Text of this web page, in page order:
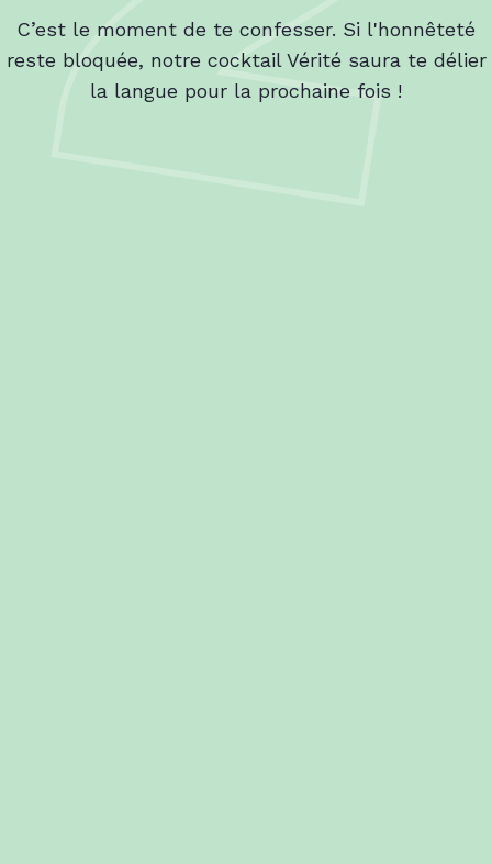
C’est le moment de te confesser. Si l'honnêteté
reste bloquée, notre cocktail Vérité saura te délier
la langue pour la prochaine fois !